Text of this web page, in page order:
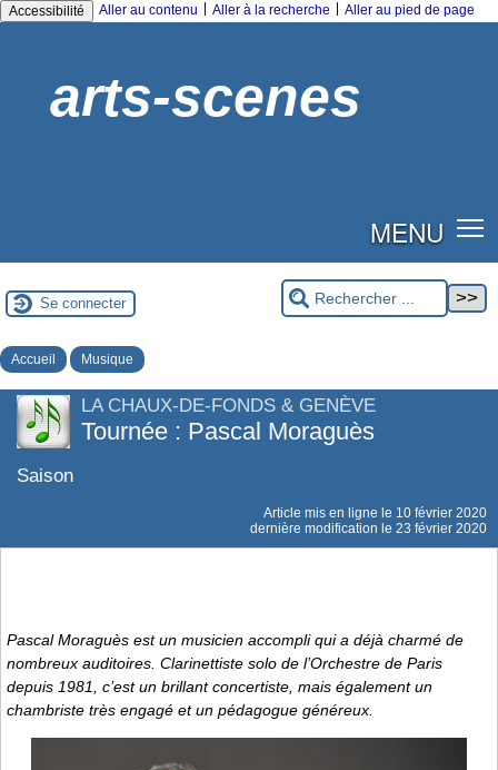
Accessibilité Aller au contenu Aller à la recherche Aller au pied de page
arts-scenes
MENU
Se connecter
Accueil Musique
LA CHAUX-DE-FONDS & GENÈVE
Tournée : Pascal Moraguès
Saison
Article mis en ligne le 10 février 2020
dernière modification le 23 février 2020
Pascal Moraguès est un musicien accompli qui a déjà charmé de
nombreux auditoires. Clarinettiste solo de l’Orchestre de Paris
depuis 1981, c’est un brillant concertiste, mais également un
chambriste très engagé et un pédagogue généreux.